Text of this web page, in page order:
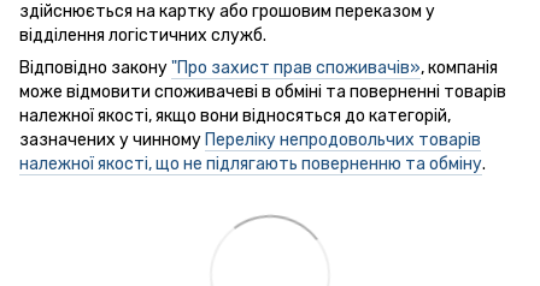
здійснюється на картку або грошовим переказом у
відділення логістичних служб.
Відповідно закону"Про захист прав споживачів», компанія
може відмовити споживачеві в обміні та поверненні товарів
належної якості, якщо вони відносяться до категорій,
зазначених у чинному Переліку непродовольчих товарів
належної якості, що не підлягають поверненню та обміну.